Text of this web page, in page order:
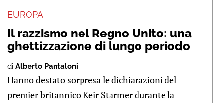
EUROPA
Il razzismo nel Regno Unito: una
ghettizzazione di lungo periodo
di Alberto Pantaloni
Hanno destato sorpresa le dichiarazioni del
premier britannico Keir Starmer durante la